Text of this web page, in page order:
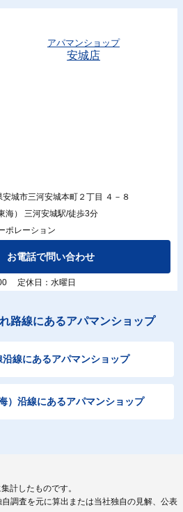
アパマンショップ
安城店
城市三河安城本町２丁目 ４－８
海） 三河安城駅/徒歩3分
ポレーション
お電話で問い合わせ
定休日：水曜日
路線にあるアパマンショップ
沿線にあるアパマンショップ
）沿線にあるアパマンショップ
計したものです。
調査を元に算出または当社独自の見解、公表